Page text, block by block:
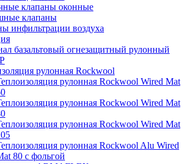
клапаны оконные
клапаны
инфильтрации воздуха
базальтовый огнезащитный рулонный
рулонная Rockwool
рулонная Rockwool Wired Mat
рулонная Rockwool Wired Mat
рулонная Rockwool Wired Mat
рулонная Rockwool Alu Wired
80 с фольгой